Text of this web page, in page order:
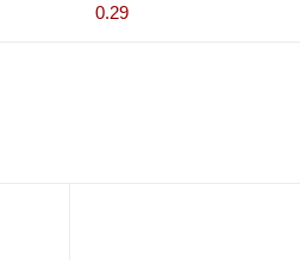
0.29